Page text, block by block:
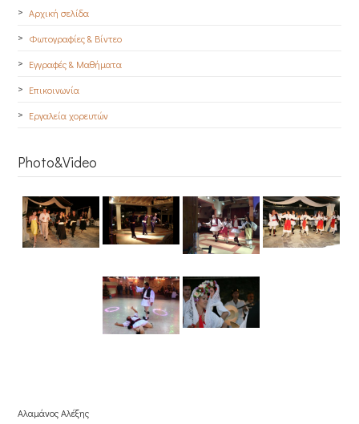
Αρχική σελίδα
Φωτογραφίες & Βίντεο
Εγγραφές & Μαθήματα
Επικοινωνία
Εργαλεία χορευτών
Photo&Video
Αλαμάνος Αλέξης